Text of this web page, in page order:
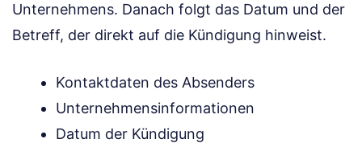
Unternehmens. Danach folgt das Datum und der
Betreff, der direkt auf die Kündigung hinweist.
Kontaktdaten des Absenders
Unternehmensinformationen
Datum der Kündigung